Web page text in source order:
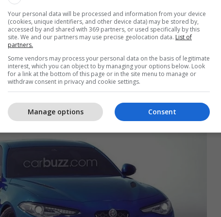
të lëvizë. E tëra që dihet është se Giulia në
do të jetë shumë i fuqishëm, duke i bërë
BMW M4 që ka 454 kuajfuqi, Audi RS5 444
AMG C63 S 503 kuajfuqi.
e pasme, tavani dhe disa elemente tjera, do të
dhe pritet të punohen me metale shumë të lehta.
Your personal data will be processed and information from your device
(cookies, unique identifiers, and other device data) may be stored by,
accessed by and shared with 369 partners, or used specifically by this
site. We and our partners may use precise geolocation data. List of
partners.
Some vendors may process your personal data on the basis of legitimate
interest, which you can object to by managing your options below. Look
for a link at the bottom of this page or in the site menu to manage or
withdraw consent in privacy and cookie settings.
Consent
Manage options